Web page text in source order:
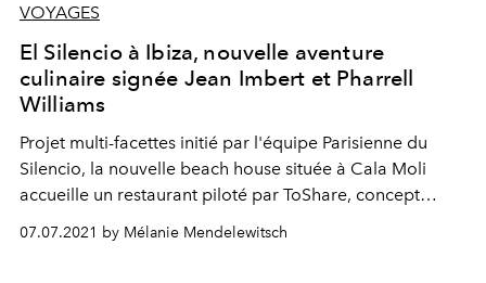
VOYAGES
El Silencio à Ibiza, nouvelle aventure
culinaire signée Jean Imbert et Pharrell
Williams
Projet multi-facettes initié par l'équipe Parisienne du
Silencio, la nouvelle beach house située à Cala Moli
accueille un restaurant piloté par ToShare, concept
Pharrell Williams.
07.07.2021 by Mélanie Mendelewitsch